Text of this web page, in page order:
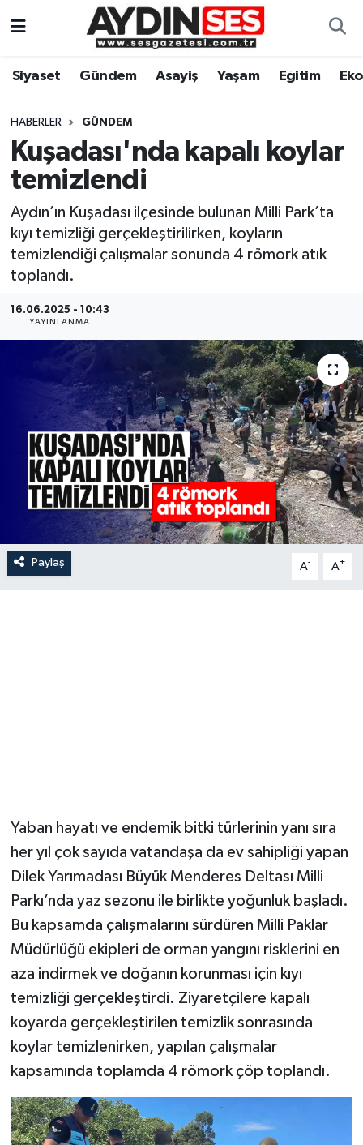
Siyaset Gündem Asayiş Yaşam Eğitim
HABERLER GÜNDEM
Kuşadası'nda kapalı koylar
temizlendi
Aydın’ın Kuşadası ilçesinde bulunan Milli Park’ta
kıyı temizliği gerçekleştirilirken, koyların
temizlendiği çalışmalar sonunda 4 römork atık
toplandı.
16.06.2025 - 10:43
YAYINLANMA
Paylaş A- A+
Yaban hayatı ve endemik bitki türlerinin yanı sıra
her yıl çok sayıda vatandaşa da ev sahipliği yapan
Dilek Yarımadası Büyük Menderes Deltası Milli
Parkı’nda yaz sezonu ile birlikte yoğunluk başladı.
Bu kapsamda çalışmalarını sürdüren Milli Paklar
Müdürlüğü ekipleri de orman yangını risklerini en
aza indirmek ve doğanın korunması için kıyı
temizliği gerçekleştirdi. Ziyaretçilere kapalı
koyarda gerçekleştirilen temizlik sonrasında
koylar temizlenirken, yapılan çalışmalar
kapsamında toplamda 4 römork çöp toplandı.
Gündem
Siyaset
Ekonomi
Yaşam
Eğitim
Kültür Sanat
Spor
Aydın Hava Durumu
Aydin Namaz Vakitleri
Aydın Trafik Yoğunluk Haritası
Süper Lig Puan Durumu ve Fikstür
Tüm Manşetler
Son Dakika Haberleri
Haber Arşivi